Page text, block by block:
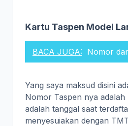
Kartu Taspen Model
BACA JUGA: Nomor
Yang saya maksud disini
Nomor Taspen nya adalah
adalah tanggal saat
menyesuiakan dengan